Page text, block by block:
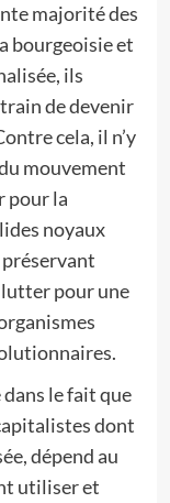
majorité des
bourgeoisie et
ils
de devenir
cela, il n’y
mouvement
pour la
noyaux
lutter pour une
le fait que
dont
dépend au
utiliser et